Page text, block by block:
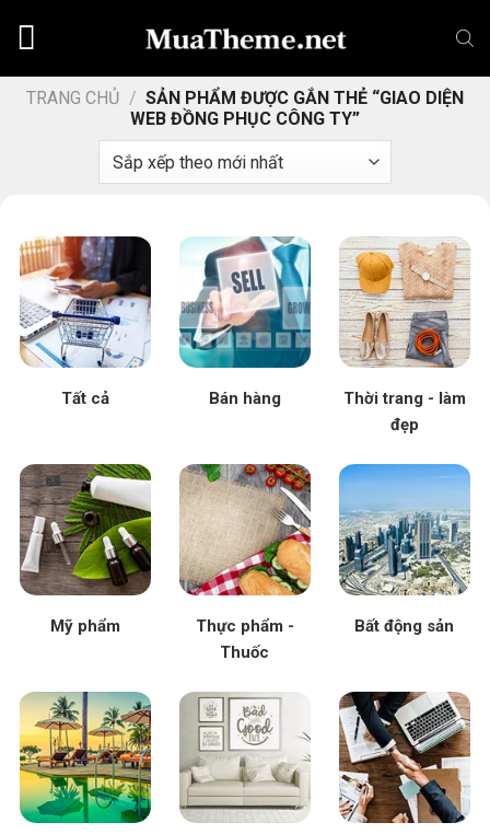
dungTRANG CHỦ / SẢN PHẨM ĐƯỢC GẮN THẺ “GIAO DIỆN
WEB ĐỒNG PHỤC CÔNG TY”
Tất cả Bán hàng
Thời trang - làm
đẹp
Mỹ phẩm
Thực phẩm -
Thuốc
Bất động sản